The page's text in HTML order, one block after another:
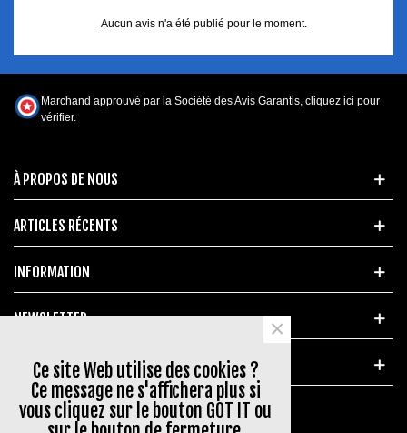
Aucun avis n'a été publié pour le moment.
À PROPOS DE NOUS
ARTICLES RÉCENTS
INFORMATION
NEWSLETTER
MARQUES POPULAIRES
Marchand approuvé par la Société des Avis Garantis, cliquez ici pour
vérifier.
Ce site Web utilise des cookies ?
Ce message ne s'affichera plus si
vous cliquez sur le bouton GOT IT ou
×